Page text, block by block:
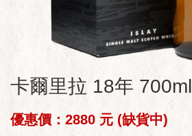
卡爾里拉 18年 700ml
優惠價：2880 元 (缺貨中)